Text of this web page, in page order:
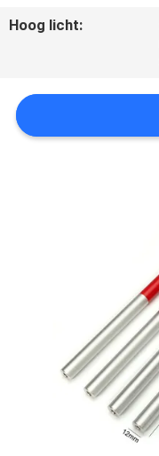
PRIVACY
Hoog licht: